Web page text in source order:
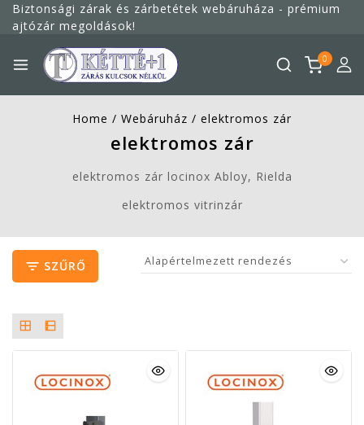
Biztonsági zárak és zárbetétek webáruháza - prémium
ajtózár megoldások!
0
Home / Webáruház / elektromos zár
elektromos zár
elektromos zár locinox Abloy, Rielda
elektromos vitrinzár
SZŰRŐ